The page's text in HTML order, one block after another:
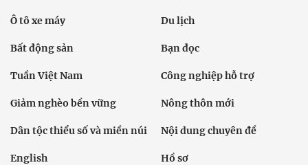
Ô tô xe máy Du lịch
Bất động sản Bạn đọc
Tuần Việt Nam Công nghiệp hỗ trợ
Giảm nghèo bền vững Nông thôn mới
Dân tộc thiểu số và miền núi Nội dung chuyên đề
English Hồ sơ